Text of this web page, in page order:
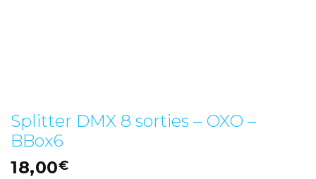
Splitter DMX 8 sorties – OXO –
BBox6
18,00€